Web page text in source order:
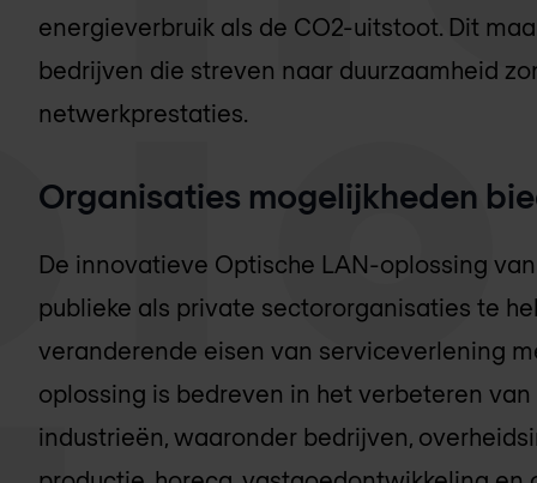
energieverbruik als de CO2-uitstoot. Dit
bedrijven die streven naar duurzaamheid
netwerkprestaties.
Organisaties mogelijkheden
De innovatieve Optische LAN-oplossing
publieke als private sectororganisaties te
veranderende eisen van serviceverlening
oplossing is bedreven in het verbeteren
industrieën, waaronder bedrijven,